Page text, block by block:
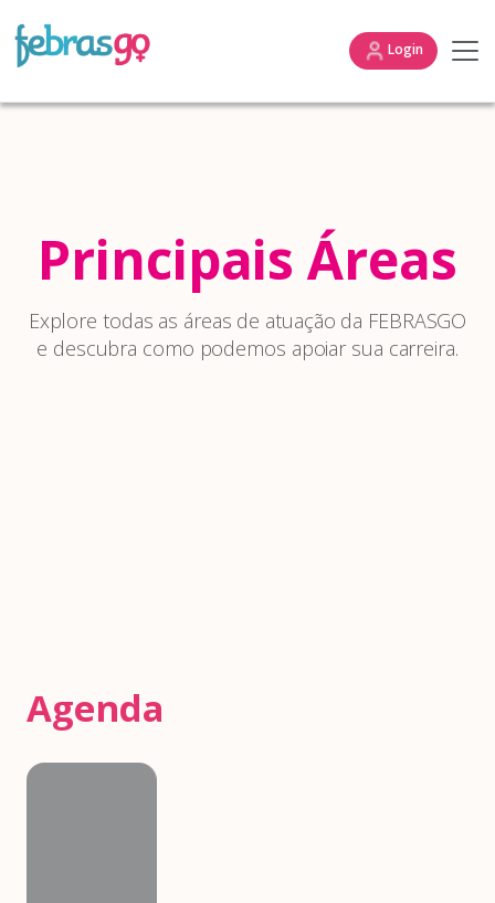
Login
Principais Áreas
Explore todas as áreas de atuação da FEBRASGO
e descubra como podemos apoiar sua carreira.
Agenda